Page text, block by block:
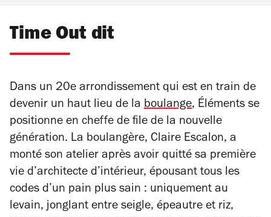
Time Out dit
Dans un 20e arrondissement qui est en train de
devenir un haut lieu de la boulange, Éléments se
positionne en cheffe de file de la nouvelle
génération. La boulangère, Claire Escalon, a
monté son atelier après avoir quitté sa première
vie d’architecte d’intérieur, épousant tous les
codes d’un pain plus sain : uniquement au
levain, jonglant entre seigle, épeautre et riz,